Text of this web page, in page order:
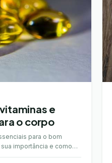
e
o corpo
para o bom
importância e como